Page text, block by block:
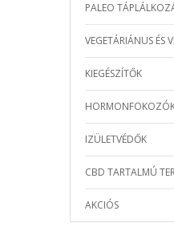
PALEO
VEGETÁRIÁNUS ÉS
KIEGÉSZÍTŐK
IZÜLETVÉDŐK
CBD TARTALMÚ
AKCIÓS